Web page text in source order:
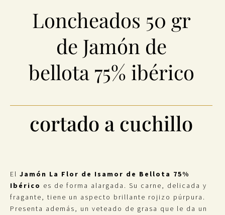
Loncheados 50 gr
de Jamón de
bellota 75% ibérico
cortado a cuchillo
El Jamón La Flor de Isamor de Bellota 75%
Ibérico es de forma alargada. Su carne, delicada y
fragante, tiene un aspecto brillante rojizo púrpura.
Presenta además, un veteado de grasa que le da un